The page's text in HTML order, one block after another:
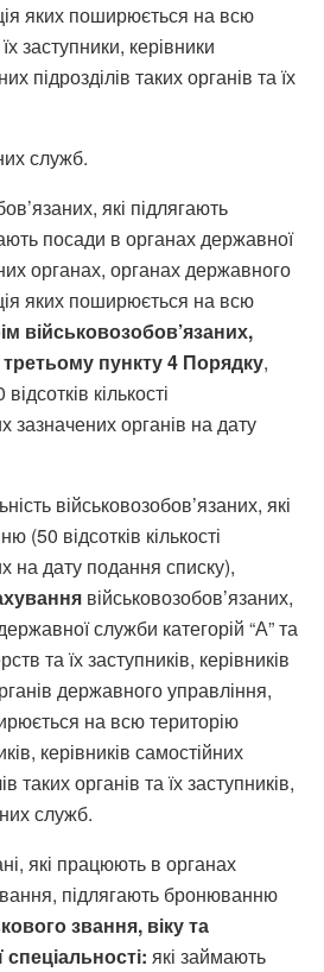
яких поширюється на всю
заступники, керівники
підрозділів таких органів та їх
служб.
які підлягають
посади в органах державної
органах, органах державного
яких поширюється на всю
військовозобов’язаних,
третьому пункту 4 Порядку,
кількості
зазначених органів на дату
військовозобов’язаних, які
(50 відсотків кількості
на дату подання списку),
військовозобов’язаних,
служби категорій “А” та
та їх заступників, керівників
державного управління,
на всю територію
керівників самостійних
таких органів та їх заступників,
служб.
які працюють в органах
підлягають бронюванню
звання, віку та
які займають